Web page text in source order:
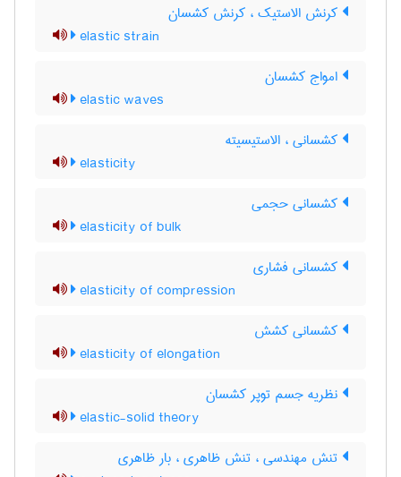
کرنش الاستیک ، کرنش کشسان
elastic strain
امواج کشسان
elastic waves
کشسانی ، الاستیسیته
elasticity
کشسانی حجمی
elasticity of bulk
کشسانی فشاری
elasticity of compression
کشسانی کشش
elasticity of elongation
نظریه جسم توپر کشسان
elastic-solid theory
تنش مهندسی ، تنش ظاهری ، بار ظاهری